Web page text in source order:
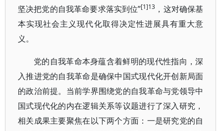
坚决把党的自我革命要求落实到位”[1]13 ，这对确保基
本实现社会主义现代化取得决定性进展具有重大意
义。
党的自我革命本身蕴含着鲜明的现代性指向，深
入推进党的自我革命是确保中国式现代化开创新局面
的政治前提。当前学界围绕党的自我革命与党领导中
国式现代化的内在逻辑关系等议题进行了深入研究，
相关成果主要聚焦在以下两个方面：一是研究党的自